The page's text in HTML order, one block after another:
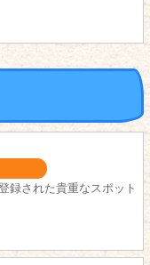
録された貴重なスポット